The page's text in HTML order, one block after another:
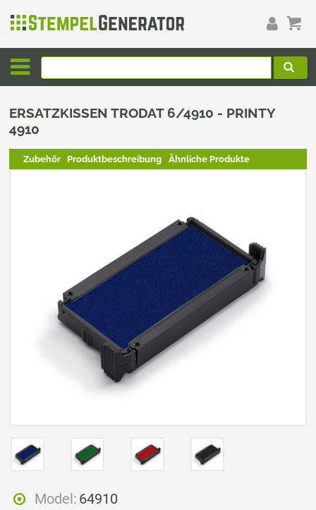
ERSATZKISSEN TRODAT 6/4910 - PRINTY
4910
Zubehör Produktbeschreibung Ähnliche Produkte
Model: 64910